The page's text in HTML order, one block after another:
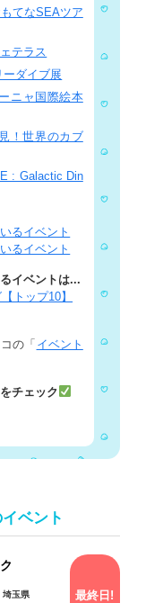
てなSEAツア
テラス
ダイブ展
ニャ国際絵本
！世界のカブ
: Galactic Din
るイベント
るイベント
イベントは...
トップ10】
の「 イベント
チェック
ベント
埼玉県
最終日!